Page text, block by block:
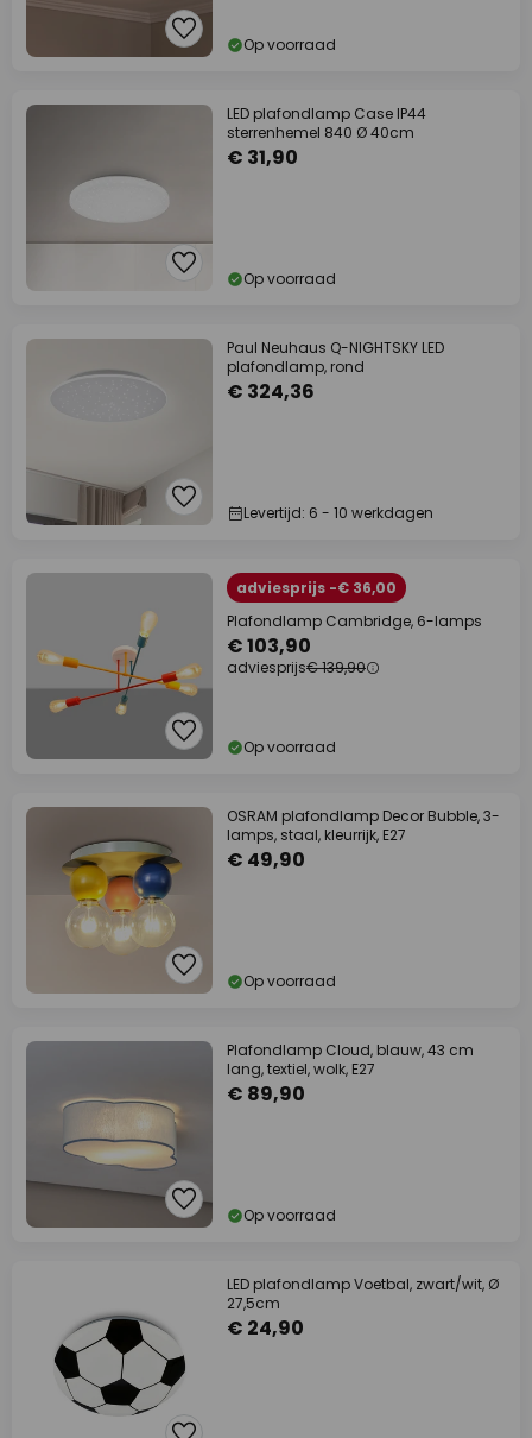
Op voorraad
LED plafondlamp Case IP44
sterrenhemel 840 Ø 40cm
€ 31,90
Op voorraad
Paul Neuhaus Q-NIGHTSKY LED
plafondlamp, rond
€ 324,36
Levertijd: 6 - 10 werkdagen
adviesprijs -€ 36,00
Plafondlamp Cambridge, 6-lamps
€ 103,90
adviesprijs€ 139,90
Op voorraad
OSRAM plafondlamp Decor Bubble, 3-
lamps, staal, kleurrijk, E27
€ 49,90
Op voorraad
Plafondlamp Cloud, blauw, 43 cm
lang, textiel, wolk, E27
€ 89,90
Op voorraad
LED plafondlamp Voetbal, zwart/wit, Ø
27,5cm
€ 24,90